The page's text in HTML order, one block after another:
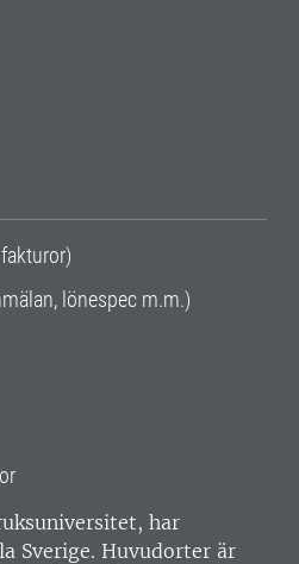
lönespec m.m.)
har
Sverige. Huvudorter är